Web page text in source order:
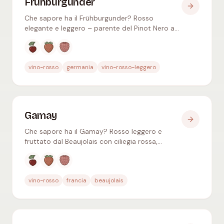
Che sapore ha il Frühburgunder? Rosso
elegante e leggero – parente del Pinot Nero a
fragola e petali di rosa.
Aromi tipici
vino-rosso germania vino-rosso-leggero
Gamay
Che sapore ha il Gamay? Rosso leggero e
fruttato dal Beaujolais con ciliegia rossa,
leggermente fresco.
Aromi tipici
vino-rosso francia beaujolais